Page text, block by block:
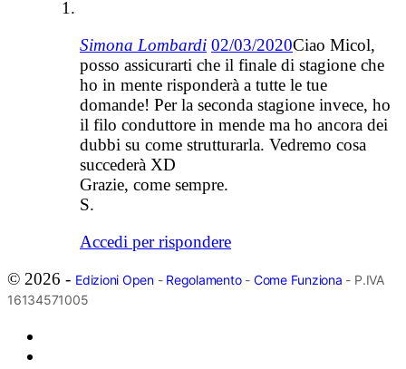
Simona Lombardi 02/03/2020Ciao Micol,
posso assicurarti che il finale di stagione che
ho in mente risponderà a tutte le tue
domande! Per la seconda stagione invece, ho
il filo conduttore in mende ma ho ancora dei
dubbi su come strutturarla. Vedremo cosa
succederà XD
Grazie, come sempre.
S.
Accedi per rispondere
© 2026 - Edizioni Open- Regolamento- Come Funziona - P.IVA
16134571005